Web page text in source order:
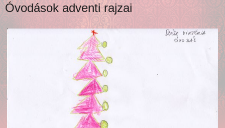
Óvodások adventi rajzai